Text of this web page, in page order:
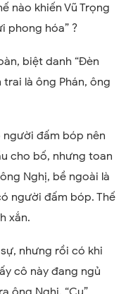
nào khiến Vũ Trọng
phong hóa” ?
biệt danh “Đèn
trai là ông Phán, ông
người đấm bóp nên
cho bố, nhưng toan
Nghị, bề ngoài là
người đấm bóp. Thế
xắn.
nhưng rồi có khi
cô này đang ngủ